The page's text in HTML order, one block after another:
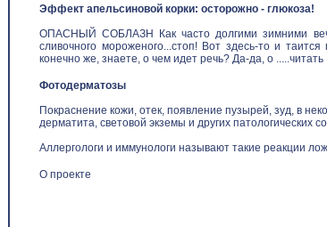
Эффект апельсиновой корки: осторожно - глюкоза!
ОПАСНЫЙ СОБЛАЗН Как часто долгими зимними
сливочного мороженого...стоп! Вот здесь-то и
конечно же, знаете, о чем идет речь? Да-да, о .....читать
Фотодерматозы
Покраснение кожи, отек, появление пузырей, зуд, в
дерматита, световой экземы и других
Аллергологи и иммунологи называют такие реакции
О проекте